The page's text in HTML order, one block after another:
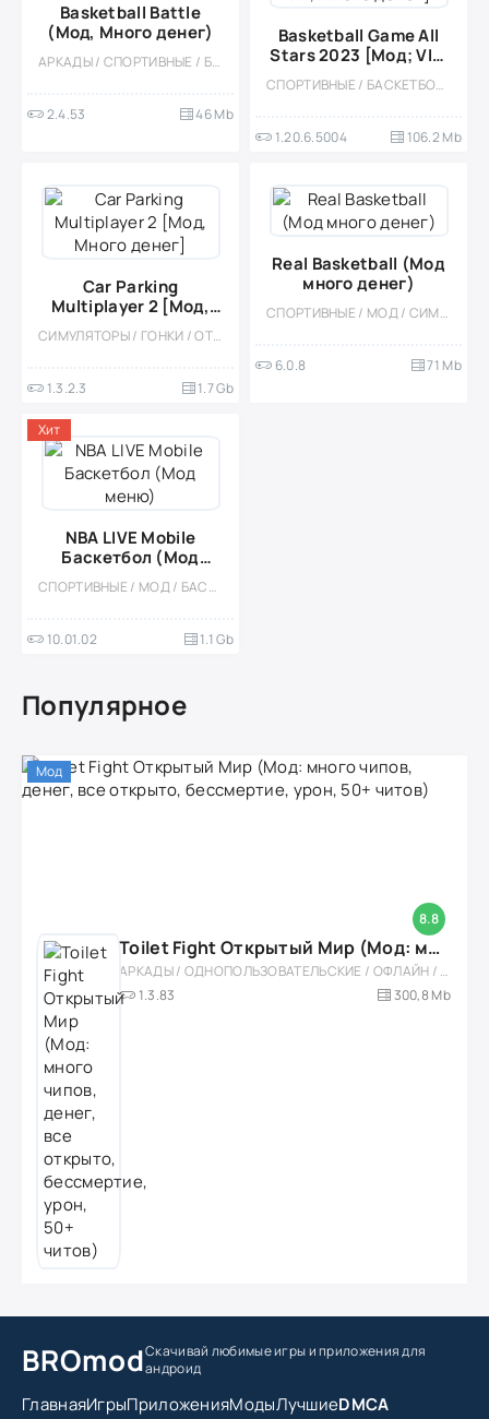
Basketball Battle
(Мод, Много денег)
АРКАДЫ / СПОРТИВНЫЕ / БАСКЕТБОЛ / КАЗУАЛЬНЫЕ / СТИЛИЗАЦИЯ / ОДНОПОЛЬЗОВАТЕЛЬСКИЕ / ОФЛАЙН / МОД / ВСТРОЕННЫЙ КЕШ / МАЛЕНЬКАЯ / ВИД СБОКУ
2.4.53 46 Mb
Basketball Game All
Stars 2023 [Мод; VIP,
Много денег]
СПОРТИВНЫЕ / БАСКЕТБОЛ / КАЗУАЛЬНЫЕ / ОДНОПОЛЬЗОВАТЕЛЬСКИЕ / СТИЛИЗАЦИЯ / ОФЛАЙН / 3D / МОД / ВСТРОЕННЫЙ КЕШ / МАЛЕНЬКАЯ
1.20.6.5004 106.2 Mb
Car Parking
Multiplayer 2 [Мод,
Много денег]
СИМУЛЯТОРЫ / ГОНКИ / ОТКРЫТЫЙ МИР / КАЗУАЛЬНЫЕ / СТИЛИЗАЦИЯ / 3D / ВСТРОЕННЫЙ КЕШ / БОЛЬШАЯ / МОД / ФИЗИКА
1.3.2.3 1.7 Gb
Real Basketball (Мод
много денег)
СПОРТИВНЫЕ / МОД / СИМУЛЯТОРЫ / 3D / ОДНОПОЛЬЗОВАТЕЛЬСКИЕ / ОФЛАЙН / СТИЛИЗАЦИЯ / ВСТРОЕННЫЙ КЕШ / МАЛЕНЬКАЯ
6.0.8 71 Mb
NBA LIVE Mobile
Баскетбол (Мод
меню)
СПОРТИВНЫЕ / МОД / БАСКЕТБОЛ / КАЗУАЛЬНЫЕ / МНОГОПОЛЬЗОВАТЕЛЬСКАЯ / СОРЕВНОВАТЕЛЬНАЯ / ОДНОПОЛЬЗОВАТЕЛЬСКИЕ / РЕАЛИЗМ
10.01.02 1.1 Gb
Хит
Популярное
8.8
Мод
Toilet Fight Открытый Мир (Мод: много чипов, денег, все открыто, бессмертие, урон, 50+ читов)
АРКАДЫ / ОДНОПОЛЬЗОВАТЕЛЬСКИЕ / ОФЛАЙН / МОД / РОЛЕВЫЕ / ШУТЕРЫ / ОТКРЫТЫЙ МИР / ВСТРОЕННЫЙ КЕШ / 3D / ЭКШЕНЫ / ТУАЛЕТНЫЕ ВОЙНЫ / ДЛЯ ДЕТЕЙ
1.3.83
300,8 Mb
BROmodСкачивай любимые игрыи приложения для
андроид
ГлавнаяИгрыПриложенияМодыЛучшиеDMCA